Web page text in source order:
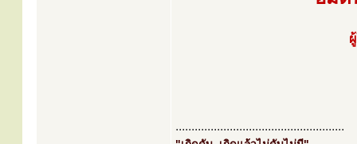
.....................................................